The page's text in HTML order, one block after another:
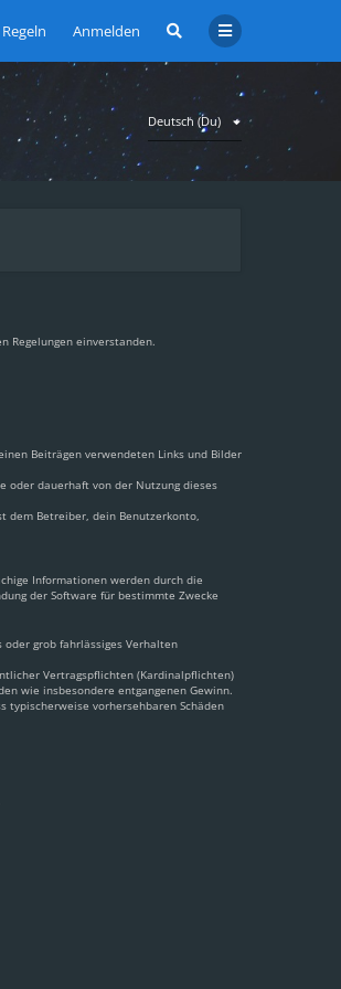
Regeln Anmelden
Deutsch (Du)
Regelungen einverstanden.
Beiträgen verwendeten Links und Bilder
oder dauerhaft von der Nutzung dieses
dem Betreiber, dein Benutzerkonto,
Informationen werden durch die
der Software für bestimmte Zwecke
grob fahrlässiges Verhalten
Vertragspflichten (Kardinalpflichten)
wie insbesondere entgangenen Gewinn.
typischerweise vorhersehbaren Schäden